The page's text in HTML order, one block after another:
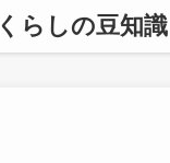
くらしの豆知識